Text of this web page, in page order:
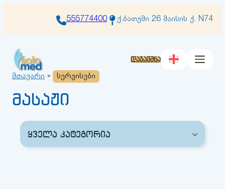
555774400 ქ.ბათუმი 26 მაისის ქ. N74
დაჯავშნა
მთავარი » სერვისები
მასაჟი
ყველა კატეგორია